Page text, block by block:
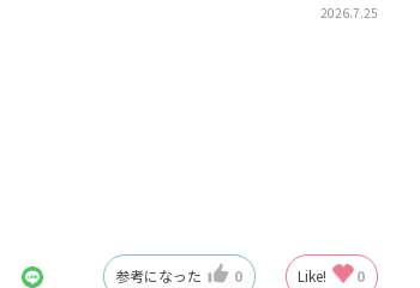
2026.7.25
参考になった 0 Like! 0